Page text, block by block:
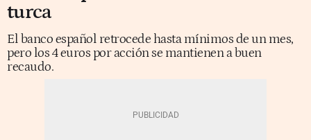
turca
El banco español retrocede hasta mínimos de un mes,
pero los 4 euros por acción se mantienen a buen
recaudo.